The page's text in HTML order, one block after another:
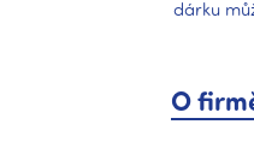
dárku
O